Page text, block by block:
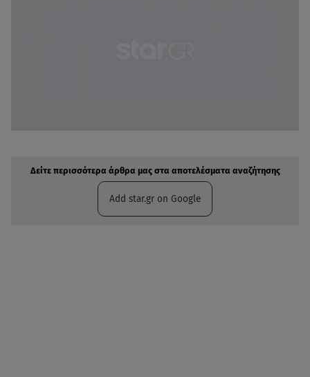
Δείτε περισσότερα άρθρα μας στα αποτελέσματα αναζήτησης
Add star.gr on Google